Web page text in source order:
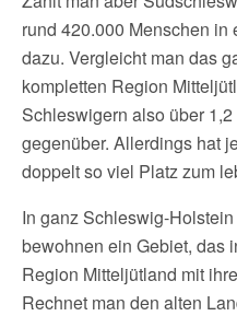
rund 420.000 Menschen in
dazu. Vergleicht man das
kompletten Region
Schleswigern also über
gegenüber. Allerdings hat
doppelt so viel Platz zum
In ganz Schleswig-
bewohnen ein Gebiet, das
Region Mitteljütland mit
Rechnet man den alten